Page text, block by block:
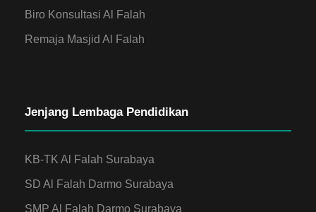
Biro Konsultasi Al Falah
Remaja Masjid Al Falah
Jenjang Lembaga Pendidikan
KB-TK Al Falah Surabaya
SD Al Falah Darmo Surabaya
SMP Al Falah Darmo Surabaya